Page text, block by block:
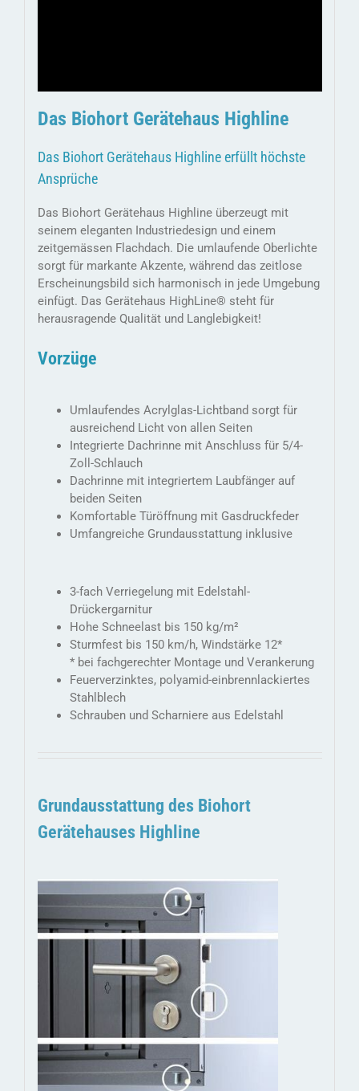
Das Biohort Gerätehaus Highline
Das Biohort Gerätehaus Highline erfüllt höchste
Ansprüche
Das Biohort Gerätehaus Highline überzeugt mit
seinem eleganten Industriedesign und einem
zeitgemässen Flachdach. Die umlaufende Oberlichte
sorgt für markante Akzente, während das zeitlose
Erscheinungsbild sich harmonisch in jede Umgebung
einfügt. Das Gerätehaus HighLine® steht für
herausragende Qualität und Langlebigkeit!
Vorzüge
Umlaufendes Acrylglas-Lichtband sorgt für
ausreichend Licht von allen Seiten
Integrierte Dachrinne mit Anschluss für 5/4-
Zoll-Schlauch
Dachrinne mit integriertem Laubfänger auf
beiden Seiten
Komfortable Türöffnung mit Gasdruckfeder
Umfangreiche Grundausstattung inklusive
3-fach Verriegelung mit Edelstahl-
Drückergarnitur
Hohe Schneelast bis 150 kg/m²
Sturmfest bis 150 km/h, Windstärke 12*
* bei fachgerechter Montage und Verankerung
Feuerverzinktes, polyamid-einbrennlackiertes
Stahlblech
Schrauben und Scharniere aus Edelstahl
Grundausstattung des Biohort
Gerätehauses Highline